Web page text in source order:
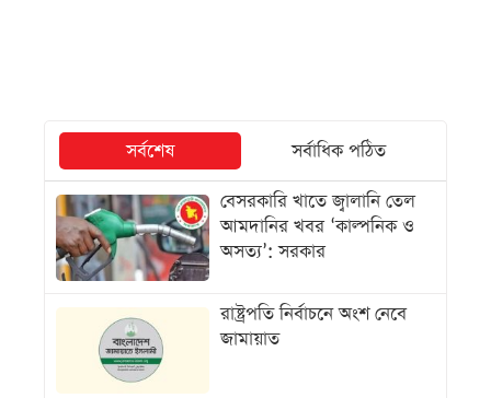
সর্বশেষ
সর্বাধিক পঠিত
বেসরকারি খাতে জ্বালানি তেল
আমদানির খবর ‘কাল্পনিক ও
অসত্য’: সরকার
রাষ্ট্রপতি নির্বাচনে অংশ নেবে
জামায়াত